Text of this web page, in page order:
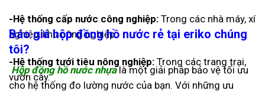
-Hệ thống cấp nước công nghiệp: Trong các nhà máy, xí
nghiệp, khu công nghiệp.
-Hệ thống tưới tiêu nông nghiệp: Trong các trang trại,
vườn cây.
Báo giá hộp đồng hồ nước rẻ tại eriko chúng
tôi?
Hộp đồng hồ nước nhựalà một giải pháp bảo vệ tối ưu
cho hệ thống đo lường nước của bạn. Với những ưu